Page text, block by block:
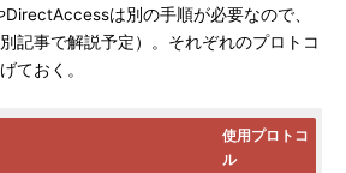
は別の手順が必要なので、
記事で解説予定）。それぞれのプロトコ
ておく。
使用プロトコ
ル